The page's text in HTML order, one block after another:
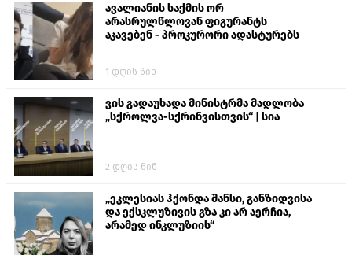
ავალიანის საქმის ორ
არასრულწლოვან ფიგურანტს
აკავებენ - პროკურორი ადასტურებს
1 დღის წინ
ვის გადაუხადა მინისტრმა მადლობა
„სქროლვა-სქრინვისთვის“ | სია
2 დღის წინ
„ეკლესიას ჰქონდა შანსი, განზიდვისა
და ექსკლუზივის გზა კი არ აერჩია,
არამედ ინკლუზიის“